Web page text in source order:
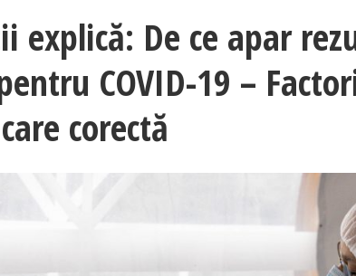
explică: De ce apar
COVID-19 –
corectă